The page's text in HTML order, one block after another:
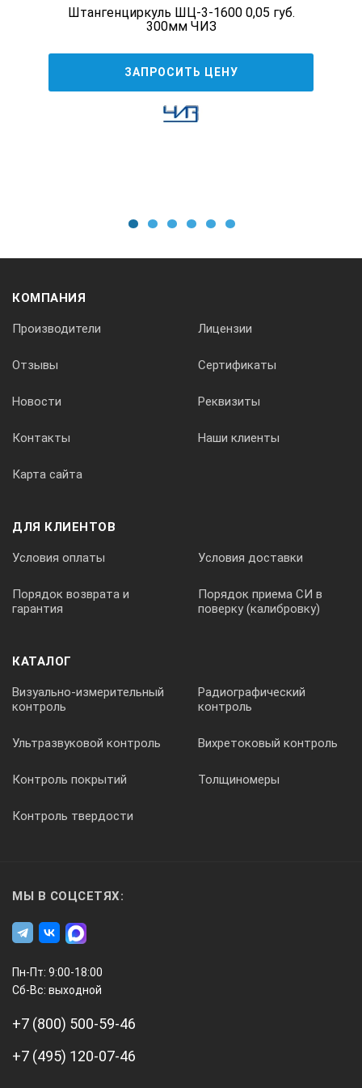
Внутреннее измерение от
D
[мм]
F
[мм]
Е
[мм]
[мм]
Масса
552-150-10
0-450
Штангенциркуль ШЦ-3-1600 0,05 губ.
300мм ЧИЗ
ЗАПРОСИТЬ ЦЕНУ
КОМПАНИЯ
Производители Лицензии
Отзывы Сертификаты
Новости Реквизиты
Контакты Наши клиенты
Карта сайта
ДЛЯ КЛИЕНТОВ
Условия оплаты Условия доставки
Порядок возврата и
гарантия
Порядок приема СИ в
поверку (калибровку)
КАТАЛОГ
Визуально-измерительный
контроль
Радиографический
контроль
Ультразвуковой контроль Вихретоковый контроль
Контроль покрытий Толщиномеры
Контроль твердости
МЫ В СОЦСЕТЯХ:
Пн-Пт: 9:00-18:00
Сб-Вс: выходной
+7 (800) 500-59-46
+7 (495) 120-07-46